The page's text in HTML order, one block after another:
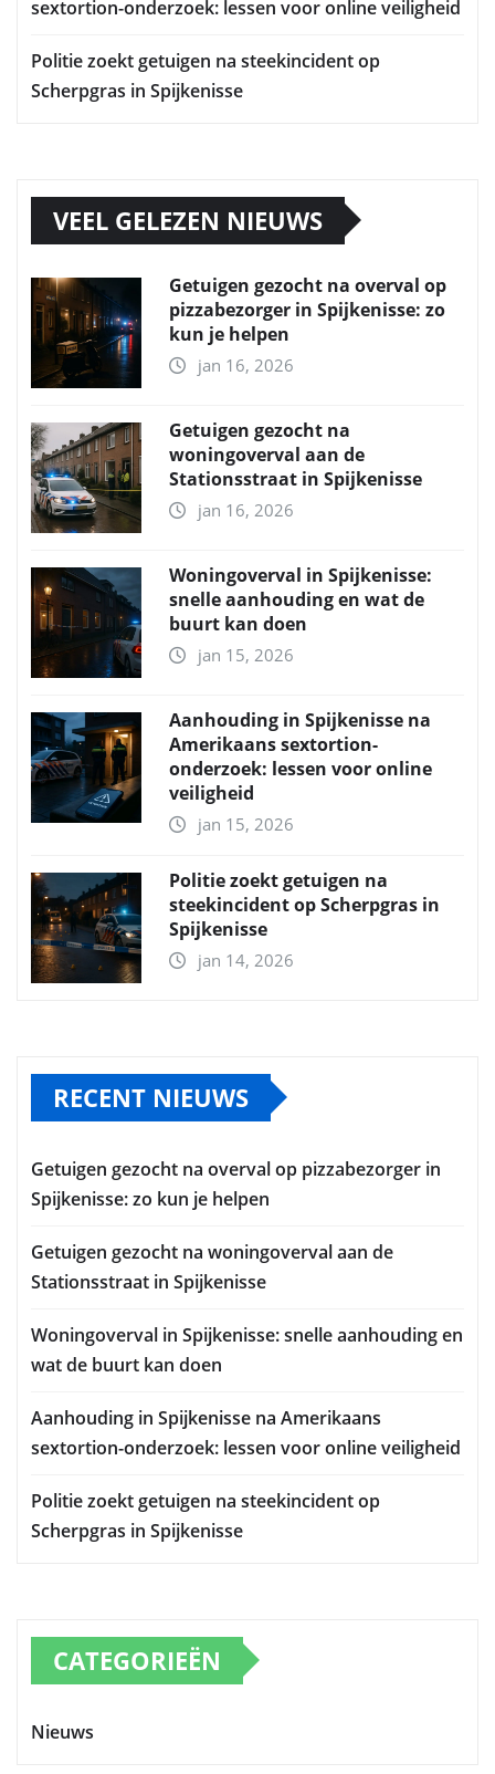
sextortion-onderzoek: lessen voor online veiligheid
Politie zoekt getuigen na steekincident op
Scherpgras in Spijkenisse
VEEL GELEZEN NIEUWS
Getuigen gezocht na overval op
pizzabezorger in Spijkenisse: zo
kun je helpen
jan 16, 2026
Getuigen gezocht na
woningoverval aan de
Stationsstraat in Spijkenisse
jan 16, 2026
Woningoverval in Spijkenisse:
snelle aanhouding en wat de
buurt kan doen
jan 15, 2026
Aanhouding in Spijkenisse na
Amerikaans sextortion-
onderzoek: lessen voor online
veiligheid
jan 15, 2026
Politie zoekt getuigen na
steekincident op Scherpgras in
Spijkenisse
jan 14, 2026
RECENT NIEUWS
Getuigen gezocht na overval op pizzabezorger in
Spijkenisse: zo kun je helpen
Getuigen gezocht na woningoverval aan de
Stationsstraat in Spijkenisse
Woningoverval in Spijkenisse: snelle aanhouding en
wat de buurt kan doen
Aanhouding in Spijkenisse na Amerikaans
sextortion-onderzoek: lessen voor online veiligheid
Politie zoekt getuigen na steekincident op
Scherpgras in Spijkenisse
CATEGORIEËN
Nieuws